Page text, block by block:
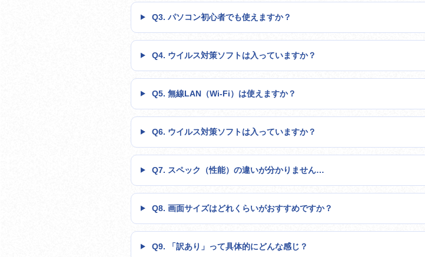
Q3. パソコン初心者でも使えますか？
Q4. ウイルス対策ソフトは入っていますか？
Q5. 無線LAN（Wi-Fi）は使えますか？
Q6. ウイルス対策ソフトは入っていますか？
Q7. スペック（性能）の違いが分かりません…
Q8. 画面サイズはどれくらいがおすすめですか？
Q9. 「訳あり」って具体的にどんな感じ？